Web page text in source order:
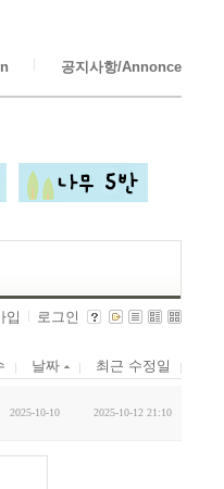
공지사항/Annonce
입 로그인
날짜 최근 수정일
2025-10-10 2025-10-12 21:10